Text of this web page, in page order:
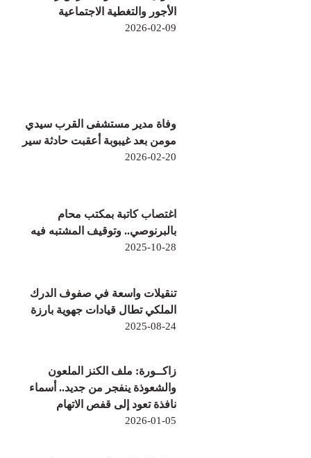
الأجور والتغطية الاجتماعية
2026-02-09
وفاة مدير مستشفى القرب سيدي
مومن بعد غيبوبة أعقبت حادثة سير
2026-02-20
اغتصاب كاتبة بمكتب محام
بالبرنوصي.. وتوقيف المشتبه فيه
2025-10-28
تنقيلات واسعة في صفوف الدرك
الملكي تطال قيادات جهوية بارزة
2025-08-24
زاكــورة: ملف الكنز الملعون
والشعوذة ينفجر من جديد.. أسماء
نافذة تعود إلى قفص الاتهام
2026-01-05